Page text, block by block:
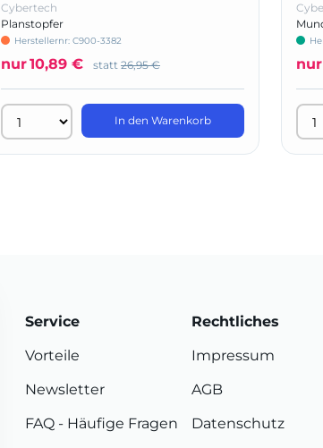
Cybertech
Planstopfer
Herstellernr: C900-3382
nur10,89 € statt 26,95 €
In den Warenkorb
nur
Service
Vorteile
Newsletter
FAQ - Häufige Fragen
Rechtliches
Impressum
AGB
Datenschutz